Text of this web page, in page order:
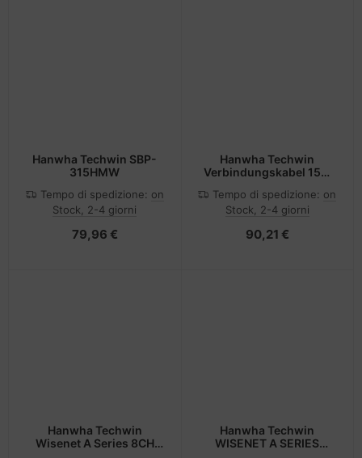
Hanwha Techwin SBP-
315HMW
Tempo di spedizione: on
Stock, 2-4 giorni
79,96 €
Hanwha Techwin
Verbindungskabel 15m
Tempo di spedizione: on
Stock, 2-4 giorni
90,21 €
Hanwha Techwin
Wisenet A Series 8CH
Hanwha Techwin
WISENET A SERIES